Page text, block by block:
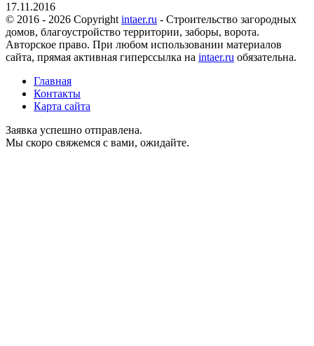
17.11.2016
© 2016 - 2026 Copyright intaer.ru - Cтроительство загородных
домов, благоустройство территории, заборы, ворота.
Авторское право. При любом использовании материалов
сайта, прямая активная гиперссылка на intaer.ru обязательна.
Главная
Контакты
Карта сайта
Заявка успешно отправлена.
Мы скоро свяжемся с вами, ожидайте.